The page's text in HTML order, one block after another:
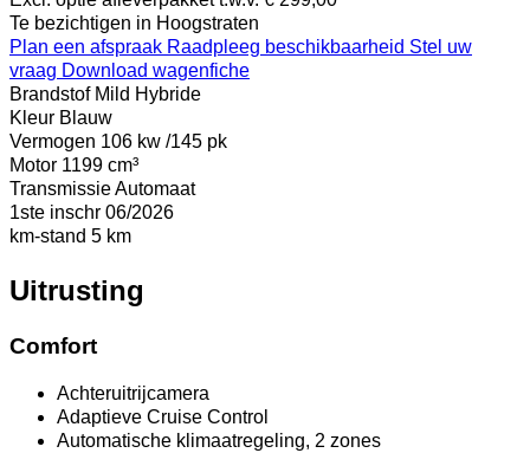
Te bezichtigen in Hoogstraten
Plan een afspraak Raadpleeg beschikbaarheid Stel uw
vraag Download wagenfiche
Brandstof Mild Hybride
Kleur Blauw
Vermogen 106 kw /145 pk
Motor 1199 cm³
TransmissieAutomaat
1ste inschr 06/2026
km-stand 5 km
Uitrusting
Comfort
Achteruitrijcamera
Adaptieve Cruise Control
Automatische klimaatregeling, 2 zones